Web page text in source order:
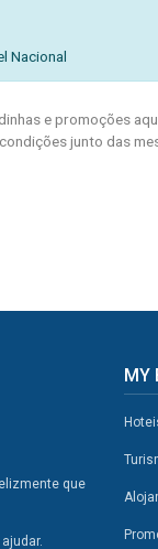
Nacional
e promoções
junto das
que
MY